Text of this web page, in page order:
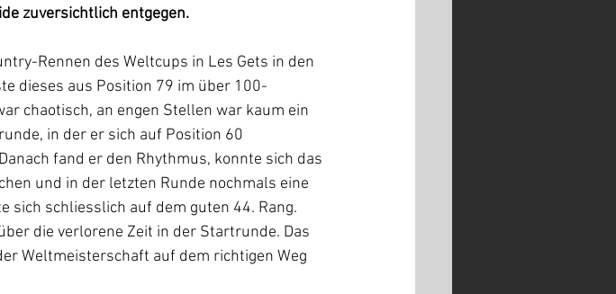
zuversichtlich entgegen.
Rennen des Weltcups in Les Gets in den
dieses aus Position 79 im über 100-
chaotisch, an engen Stellen war kaum ein
in der er sich auf Position 60
fand er den Rhythmus, konnte sich das
und in der letzten Runde nochmals eine
sich schliesslich auf dem guten 44. Rang.
die verlorene Zeit in der Startrunde. Das
Weltmeisterschaft auf dem richtigen Weg